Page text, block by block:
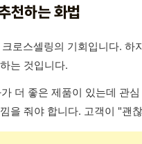
천하는 화법
로스셀링의 기회입니다.
는 것입니다.
더 좋은 제품이 있는데 관
을 줘야 합니다. 고객이 "괜